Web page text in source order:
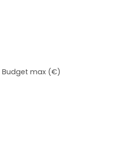
Budget max (€)